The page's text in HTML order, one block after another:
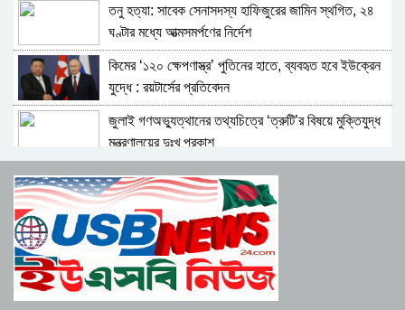
ভেনেজুয়েলার তেল বিক্রির ১৩ বিলিয়ন ডলার কোথায় সরাল
ট্রাম্প প্রশাসন
জনগণের বদলে ২০ বছর ধরে ক্ষেপণাস্ত্রে অর্থ ঢেলেছে ইরান:
রুবিও
ইউক্রেন যুদ্ধে সমর্থনের জন্য উত্তর কোরিয়াকে ধন্যবাদ
মধ্যপ্রাচ্যে এফ-৩৫ সহ বিপুলসংখ্যক যুদ্ধবিমান পাঠাচ্ছে
যুক্তরাষ্ট্র
রয়টার্সের বিশ্লেষণ : ব্যর্থ প্রেসক্রিপশন, পুরোনো ফাঁদেই পা
দিচ্ছেন ট্রাম্প
তনু হত্যা: সাবেক সেনাসদস্য হাফিজুরের জামিন স্থগিত, ২৪
ঘণ্টার মধ্যে আত্মসমর্পণের নির্দেশ
কিমের ‘১২০ ক্ষেপণাস্ত্র’ পুতিনের হাতে, ব্যবহৃত হবে ইউক্রেন
যুদ্ধে : রয়টার্সের প্রতিবেদন
জুলাই গণঅভ্যুত্থানের তথ্যচিত্রে ‘ত্রুটি’র বিষয়ে মুক্তিযুদ্ধ
মন্ত্রণালয়ের দুঃখ প্রকাশ
প্রস্তাবিত চুক্তিতে হরমুজ প্রণালির ট্রাফিকের নিয়ন্ত্রণ পেতে
পারে ইরান
জাতিসংঘে জুলাই গণঅভ্যুত্থান দিবস পালিত
জুলাই গণঅভ্যুত্থানে হত্যাকাণ্ডের বিচার নিশ্চিতের দাবি